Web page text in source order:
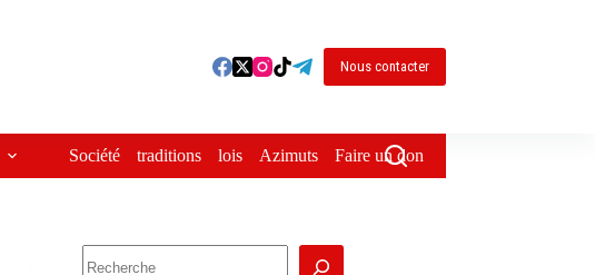
Nous contacter
Société traditions lois Azimuts Faire un don